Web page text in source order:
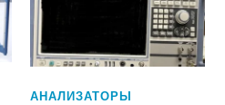
АНАЛИЗАТОРЫ